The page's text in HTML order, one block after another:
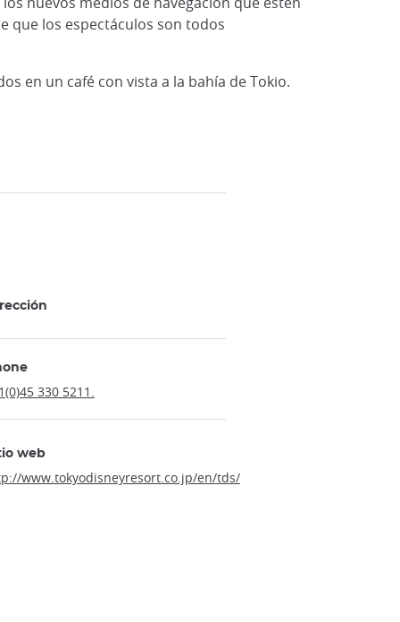
que los espectáculos son todos
en un café con vista a la bahía de Tokio.
330 5211.
web
www.tokyodisneyresort.co.jp/en/tds/